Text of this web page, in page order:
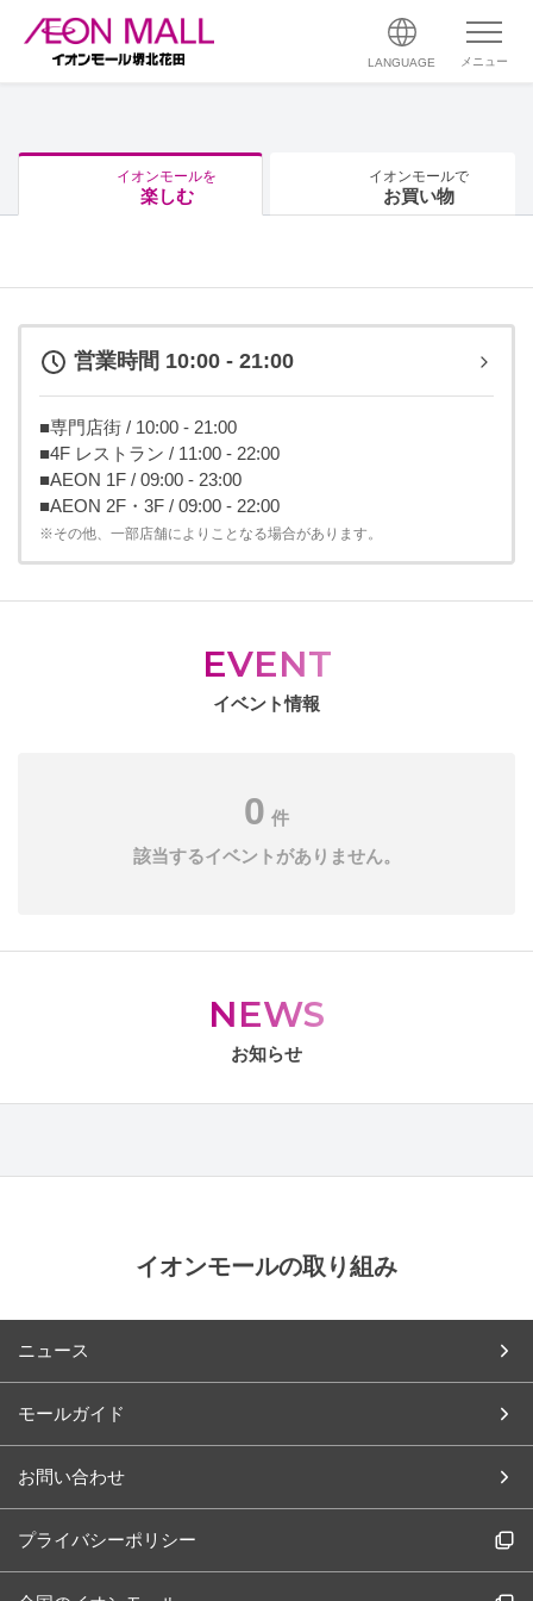
LANGUAGE メニュー
イオンモールを
楽しむ
イオンモールで
お買い物
営業時間 10:00 - 21:00
■専門店街 / 10:00 - 21:00
■4F レストラン / 11:00 - 22:00
■AEON 1F / 09:00 - 23:00
■AEON 2F・3F / 09:00 - 22:00
※その他、一部店舗によりことなる場合があります。
EVENT
イベント情報
0 件
該当するイベントがありません。
NEWS
お知らせ
イオンモールの取り組み
ニュース
モールガイド
お問い合わせ
プライバシーポリシー